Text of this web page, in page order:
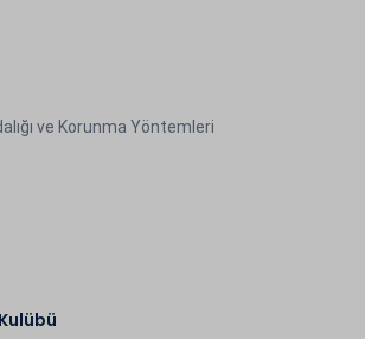
ve Korunma Yöntemleri